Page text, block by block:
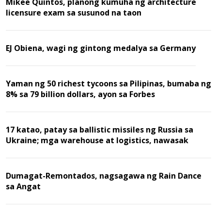
licensure exam sa susunod na taon
EJ Obiena, wagi ng gintong medalya sa Germany
Yaman ng 50 richest tycoons sa Pilipinas, bumaba ng
8% sa 79 billion dollars, ayon sa Forbes
17 katao, patay sa ballistic missiles ng Russia sa
Ukraine; mga warehouse at logistics, nawasak
Dumagat-Remontados, nagsagawa ng Rain Dance
sa Angat